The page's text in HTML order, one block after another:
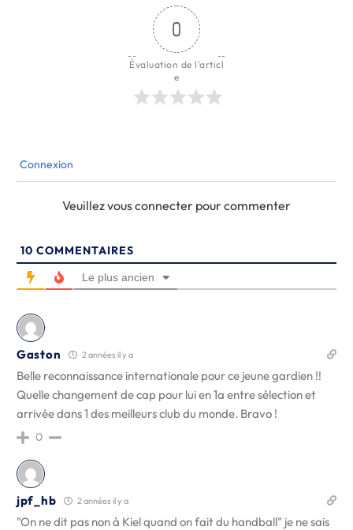
0
Évaluation de l'articl
e
Connexion
Veuillez vous connecter pour commenter
10 COMMENTAIRES
Le plus ancien
Gaston 2 années il y a
Belle reconnaissance internationale pour ce jeune gardien !!
Quelle changement de cap pour lui en 1a entre sélection et
arrivée dans 1 des meilleurs club du monde. Bravo !
0
jpf_hb 2 années il y a
"On ne dit pas non à Kiel quand on fait du handball" je ne sais